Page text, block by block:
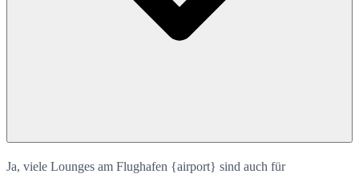
Ja, viele Lounges am Flughafen {airport} sind auch für